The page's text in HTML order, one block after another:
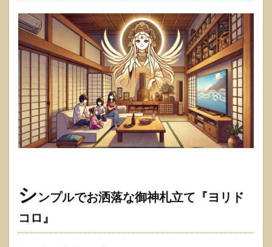
シンプルでお洒落な御神札立て『ヨリド
コロ』